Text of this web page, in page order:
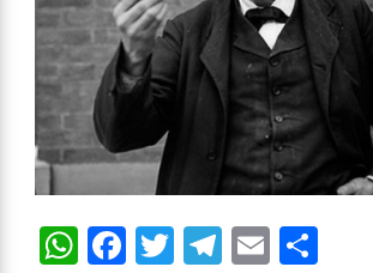
WhatsApp
Facebook
Twitter
Telegram
Email